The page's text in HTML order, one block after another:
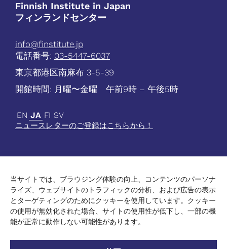
当サイトでは、ブラウジング体験の向上、コンテンツのパーソナ
ライズ、ウェブサイトのトラフィックの分析、および広告の表示
とターゲティングのためにクッキーを使用しています。クッキー
の使用が無効化された場合、サイトの使用性が低下し、一部の機
能が正常に動作しない可能性があります。
Finnish Institute in Japan
フィンランドセンター
info@finstitute.jp
電話番号: 03-5447-6037
東京都港区南麻布 3-5-39
開館時間: 月曜〜金曜 午前9時 – 午後5時
EN JA FI SV
ニュースレターのご登録はこちらから！
最新情報
学術
文化
高等教育